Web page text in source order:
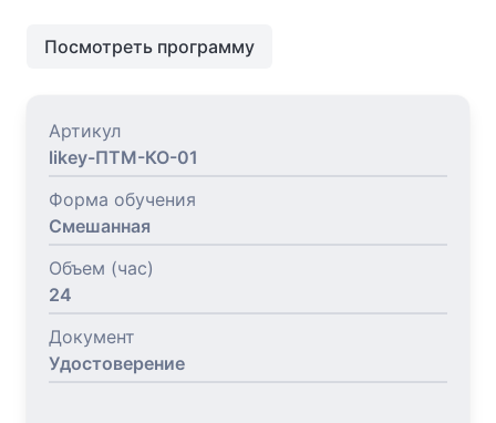
Посмотреть программу
Артикул
likey-ПТМ-КО-01
Форма обучения
Смешанная
Объем (час)
24
Документ
Удостоверение